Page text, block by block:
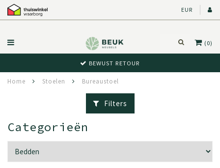
EUR
(0)
BEWUST RETOUR
Home Stoelen Bureaustoel
Filters
Categorieën